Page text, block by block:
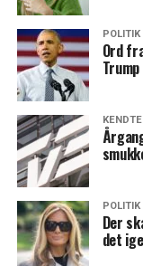
POLITIK
Ord
Trump
KENDTE
POLITIK
Der
det